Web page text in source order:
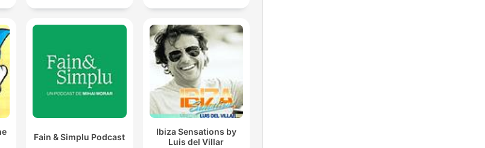
Fain & Simplu Podcast
Ibiza Sensations by
Luis del Villar